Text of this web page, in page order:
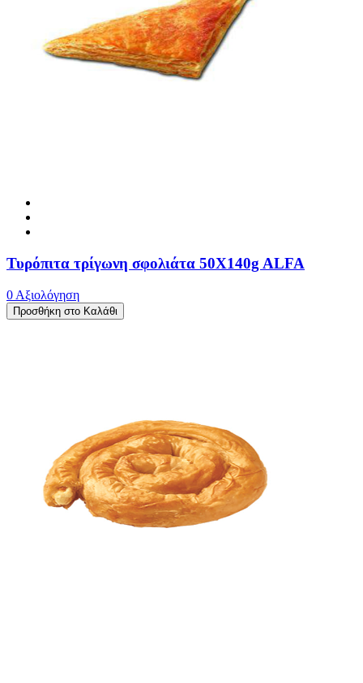
Τυρόπιτα τρίγωνη σφολιάτα 50X140g ALFA
0 Αξιολόγηση
Προσθήκη στο Καλάθι